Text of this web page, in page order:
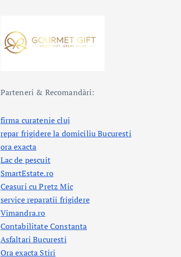
Parteneri & Recomandări:
firma curatenie cluj
repar frigidere la domiciliu Bucuresti
ora exacta
Lac de pescuit
SmartEstate.ro
Ceasuri cu Pretz Mic
service reparatii frigidere
Vimandra.ro
Contabilitate Constanta
Asfaltari Bucuresti
Ora exacta Stiri